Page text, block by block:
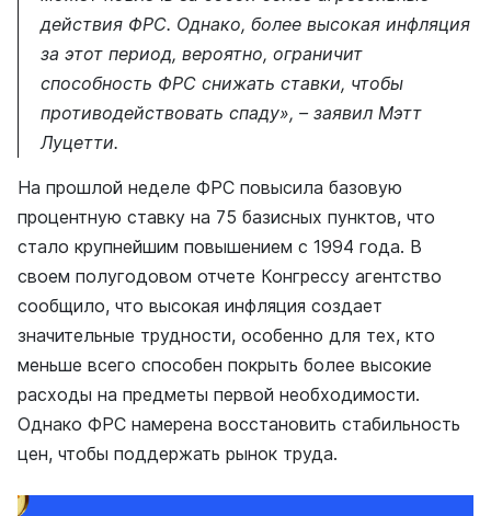
действия ФРС. Однако, более высокая инфляция
за этот период, вероятно, ограничит
способность ФРС снижать ставки, чтобы
противодействовать спаду», – заявил Мэтт
Луцетти.
На прошлой неделе ФРС повысила базовую
процентную ставку на 75 базисных пунктов, что
стало крупнейшим повышением с 1994 года. В
своем полугодовом отчете Конгрессу агентство
сообщило, что высокая инфляция создает
значительные трудности, особенно для тех, кто
меньше всего способен покрыть более высокие
расходы на предметы первой необходимости.
Однако ФРС намерена восстановить стабильность
цен, чтобы поддержать рынок труда.